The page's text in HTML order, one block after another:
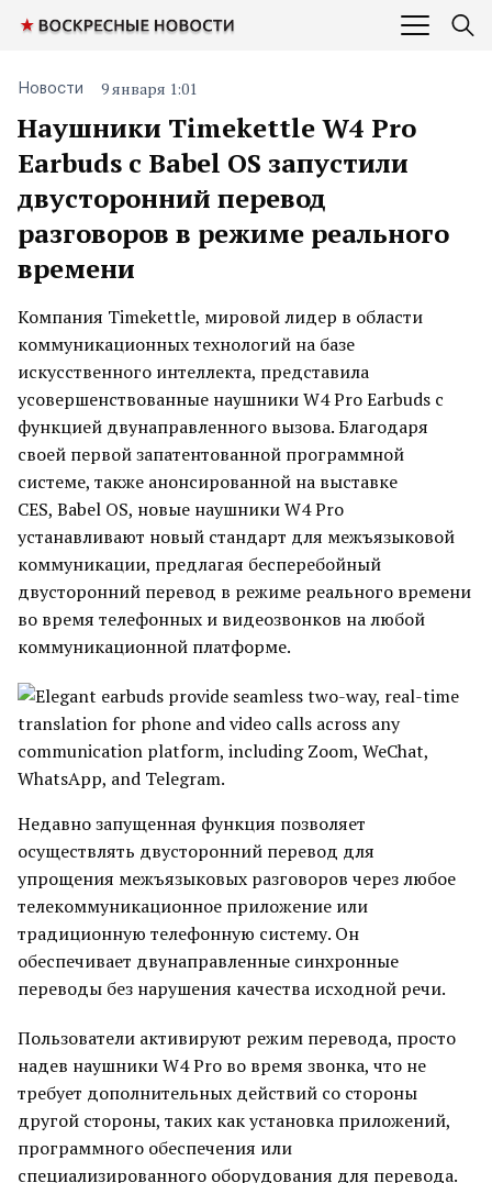
Наушники Timekettle W4 Pro
Earbuds с Babel OS запустили
двусторонний перевод
разговоров в режиме реального
времени
Новости 9 января 1:01
Компания Timekettle, мировой лидер в области
коммуникационных технологий на базе
искусственного интеллекта, представила
усовершенствованные наушники W4 Pro Earbuds с
функцией двунаправленного вызова. Благодаря
своей первой запатентованной программной
системе, также анонсированной на выставке
CES, Babel OS, новые наушники W4 Pro
устанавливают новый стандарт для межъязыковой
коммуникации, предлагая бесперебойный
двусторонний перевод в режиме реального времени
во время телефонных и видеозвонков на любой
коммуникационной платформе.
Недавно запущенная функция позволяет
осуществлять двусторонний перевод для
упрощения межъязыковых разговоров через любое
телекоммуникационное приложение или
традиционную телефонную систему. Он
обеспечивает двунаправленные синхронные
переводы без нарушения качества исходной речи.
Пользователи активируют режим перевода, просто
надев наушники W4 Pro во время звонка, что не
требует дополнительных действий со стороны
другой стороны, таких как установка приложений,
программного обеспечения или
специализированного оборудования для перевода.